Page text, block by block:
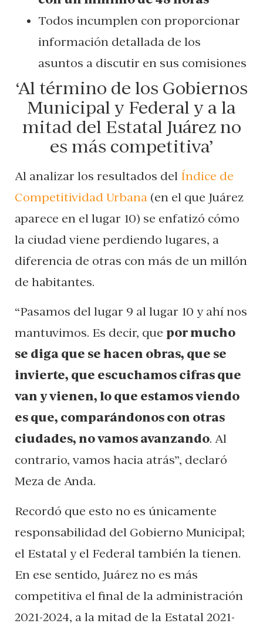
Todos incumplen con proporcionar
información detallada de los
asuntos a discutir en sus comisiones
‘Al término de los Gobiernos
Municipal y Federal y a la
mitad del Estatal Juárez no
es más competitiva’
Al analizar los resultados del Índice de
Competitividad Urbana (en el que Juárez
aparece en el lugar 10) se enfatizó cómo
la ciudad viene perdiendo lugares, a
diferencia de otras con más de un millón
de habitantes.
“Pasamos del lugar 9 al lugar 10 y ahí nos
mantuvimos. Es decir, que por mucho
se diga que se hacen obras, que se
invierte, que escuchamos cifras que
van y vienen, lo que estamos viendo
es que, comparándonos con otras
ciudades, no vamos avanzando. Al
contrario, vamos hacia atrás”, declaró
Meza de Anda.
Recordó que esto no es únicamente
responsabilidad del Gobierno Municipal;
el Estatal y el Federal también la tienen.
En ese sentido, Juárez no es más
competitiva el final de la administración
2021-2024, a la mitad de la Estatal 2021-